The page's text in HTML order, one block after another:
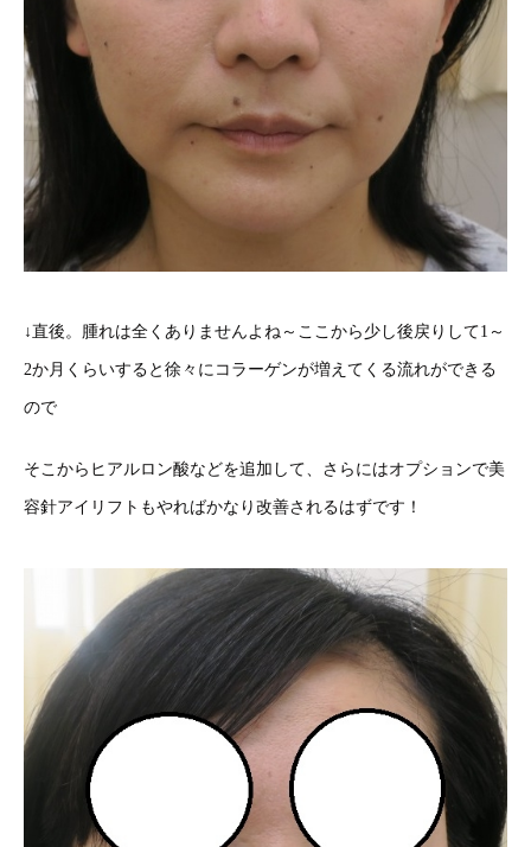
↓直後。腫れは全くありませんよね～ここから少し後戻りして1～
2か月くらいすると徐々にコラーゲンが増えてくる流れができる
ので
そこからヒアルロン酸などを追加して、さらにはオプションで美
容針アイリフトもやればかなり改善されるはずです！